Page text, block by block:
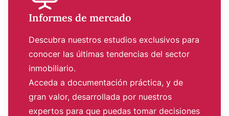
Informes de mercado
Descubra nuestros estudios exclusivos para
conocer las últimas tendencias del sector
inmobiliario.
Acceda a documentación práctica, y de
gran valor, desarrollada por nuestros
expertos para que puedas tomar decisiones